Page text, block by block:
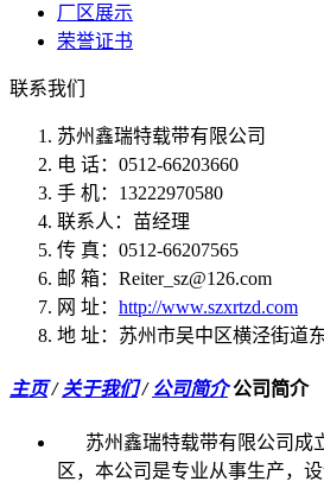
厂区展示
荣誉证书
联系我们
苏州鑫瑞特载带有限公司
电 话：0512-66203660
手 机：13222970580
联系人：苗经理
传 真：0512-66207565
邮 箱：Reiter_sz@126.com
网 址： http://www.szxrtzd.com
地 址：苏州市吴中区横泾街道
主页/ 关于我们/ 公司简介 公司简介
苏州鑫瑞特载带有限公司成立
区，本公司是专业从事生产，